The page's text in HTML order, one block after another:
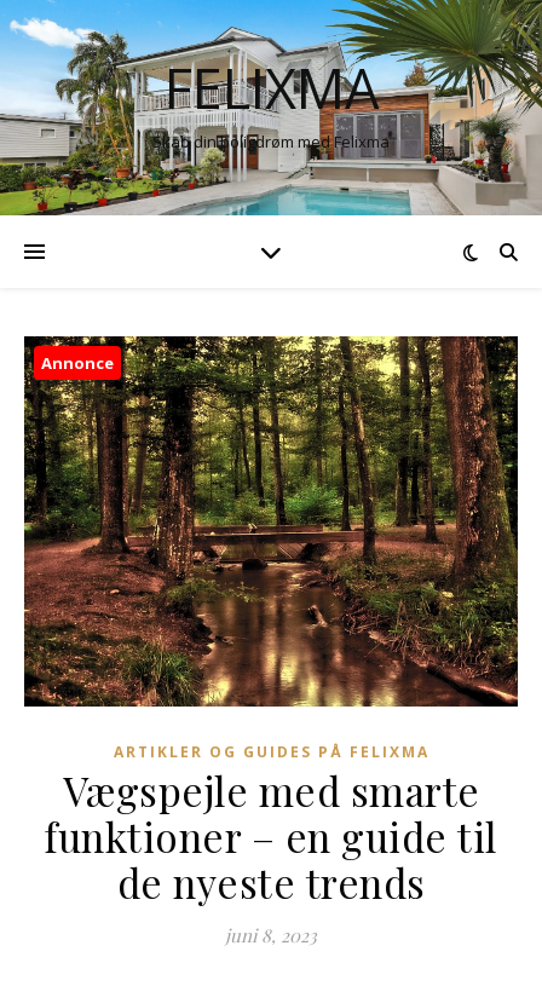
FELIXMA
Skab din boligdrøm med Felixma
Annonce
ARTIKLER OG GUIDES PÅ FELIXMA
Vægspejle med smarte
funktioner – en guide til
de nyeste trends
juni 8, 2023